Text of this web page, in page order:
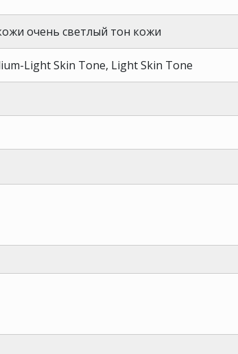
очень светлый тон кожи
Light Skin Tone, Light Skin Tone